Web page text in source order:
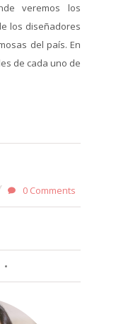
veremos los
los diseñadores
del país. En
de cada uno de
0 Comments